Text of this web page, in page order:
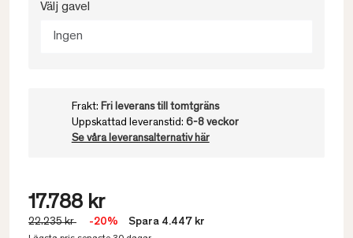
Välj gavel
Ingen
Frakt: Fri leverans till tomtgräns
Uppskattad leveranstid: 6-8 veckor
Se våra leveransalternativ här
17.788 kr
22.235 kr -20% Spara 4.447 kr